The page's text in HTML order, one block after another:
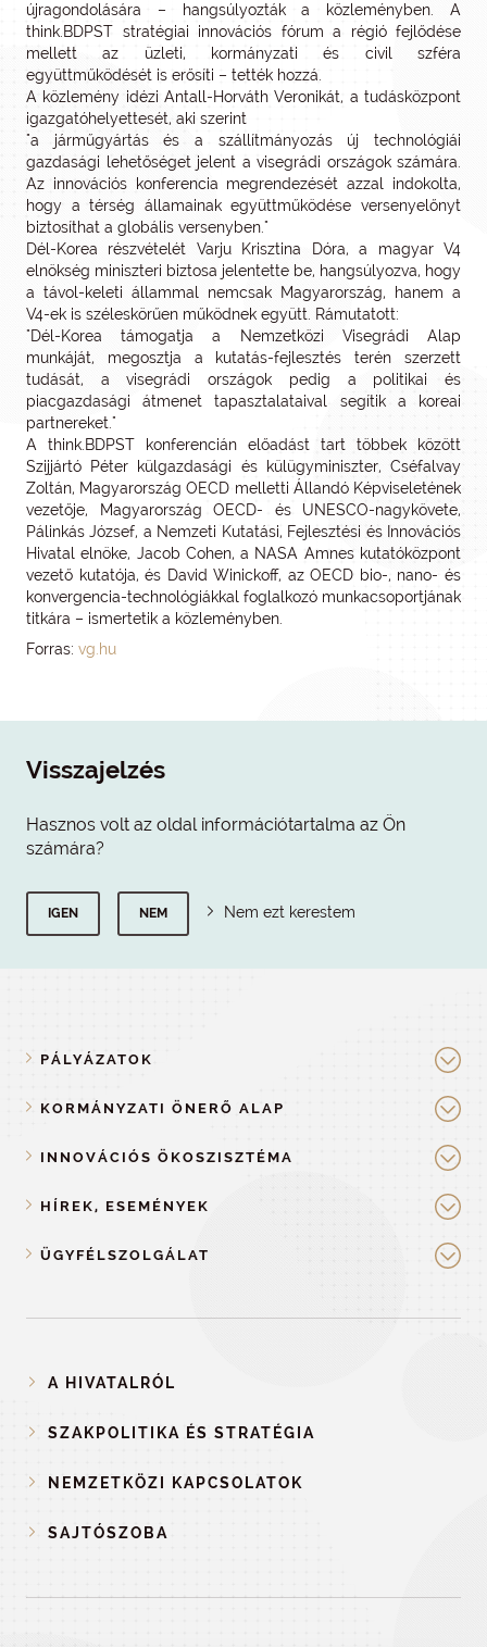
újragondolására – hangsúlyozták a közleményben. A
think.BDPST stratégiai innovációs fórum a régió fejlődése
mellett az üzleti, kormányzati és civil szféra
együttműködését is erősíti – tették hozzá.
A közlemény idézi Antall-Horváth Veronikát, a tudásközpont
igazgatóhelyettesét, aki szerint
"a járműgyártás és a szállítmányozás új technológiái
gazdasági lehetőséget jelent a visegrádi országok számára.
Az innovációs konferencia megrendezését azzal indokolta,
hogy a térség államainak együttműködése versenyelőnyt
biztosíthat a globális versenyben."
Dél-Korea részvételét Varju Krisztina Dóra, a magyar V4
elnökség miniszteri biztosa jelentette be, hangsúlyozva, hogy
a távol-keleti állammal nemcsak Magyarország, hanem a
V4-ek is széleskörűen működnek együtt. Rámutatott:
"Dél-Korea támogatja a Nemzetközi Visegrádi Alap
munkáját, megosztja a kutatás-fejlesztés terén szerzett
tudását, a visegrádi országok pedig a politikai és
piacgazdasági átmenet tapasztalataival segítik a koreai
partnereket."
A think.BDPST konferencián előadást tart többek között
Szijjártó Péter külgazdasági és külügyminiszter, Cséfalvay
Zoltán, Magyarország OECD melletti Állandó Képviseletének
vezetője, Magyarország OECD- és UNESCO-nagykövete,
Pálinkás József, a Nemzeti Kutatási, Fejlesztési és Innovációs
Hivatal elnöke, Jacob Cohen, a NASA Amnes kutatóközpont
vezető kutatója, és David Winickoff, az OECD bio-, nano- és
konvergencia-technológiákkal foglalkozó munkacsoportjának
titkára – ismertetik a közleményben.
Forras: vg.hu
Visszajelzés
Hasznos volt az oldal információtartalma az Ön
számára?
IGEN NEM Nem ezt kerestem
PÁLYÁZATOK
KORMÁNYZATI ÖNERŐ ALAP
INNOVÁCIÓS ÖKOSZISZTÉMA
HÍREK, ESEMÉNYEK
ÜGYFÉLSZOLGÁLAT
A HIVATALRÓL
SZAKPOLITIKA ÉS STRATÉGIA
NEMZETKÖZI KAPCSOLATOK
SAJTÓSZOBA